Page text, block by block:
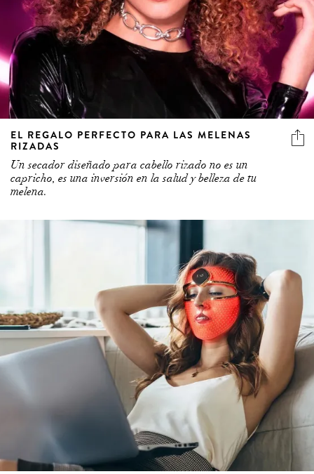
EL REGALO PERFECTO PARA LAS MELENAS
RIZADAS
Un secador diseñado para cabello rizado no es un
capricho, es una inversión en la salud y belleza de tu
melena.